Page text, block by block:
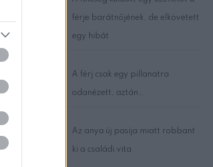
férje barátnőjének, de elkövetett
egy hibát
A férj csak egy pillanatra
odanézett, aztán…
Az anya új pasija miatt robbant
ki a családi vita